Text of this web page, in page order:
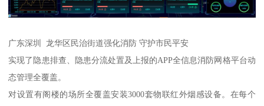
广东深圳 龙华区民治街道强化消防 守护市民平安
实现了隐患排查、隐患分流处置及上报的APP全信息消防网格平台动
态管理全覆盖。
对设置有阁楼的场所全覆盖安装3000套物联红外烟感设备。在每个